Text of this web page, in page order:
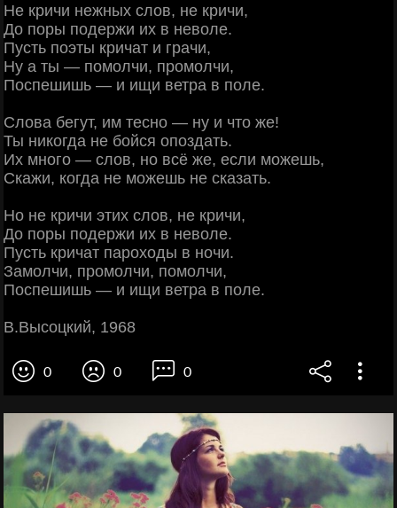
Не кричи нежных слов, не кричи,
До поры подержи их в неволе.
Пусть поэты кричат и грачи,
Ну а ты — помолчи, промолчи,
Поспешишь — и ищи ветра в поле.
Слова бегут, им тесно — ну и что же!
Ты никогда не бойся опоздать.
Их много — слов, но всё же, если можешь,
Скажи, когда не можешь не сказать.
Но не кричи этих слов, не кричи,
До поры подержи их в неволе.
Пусть кричат пароходы в ночи.
Замолчи, промолчи, помолчи,
Поспешишь — и ищи ветра в поле.
В.Высоцкий, 1968
0 0 0